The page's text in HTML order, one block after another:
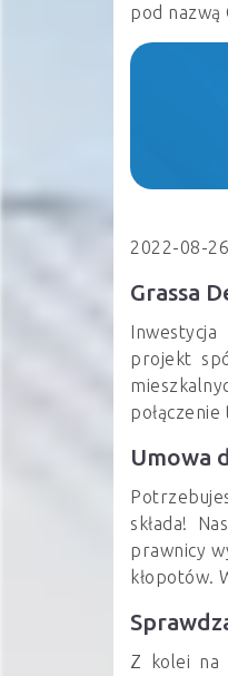
pod nazwą
2022-08-
Grassa
projekt
Umowa
składa!
prawnicy
kłopotów.
Z kolei na